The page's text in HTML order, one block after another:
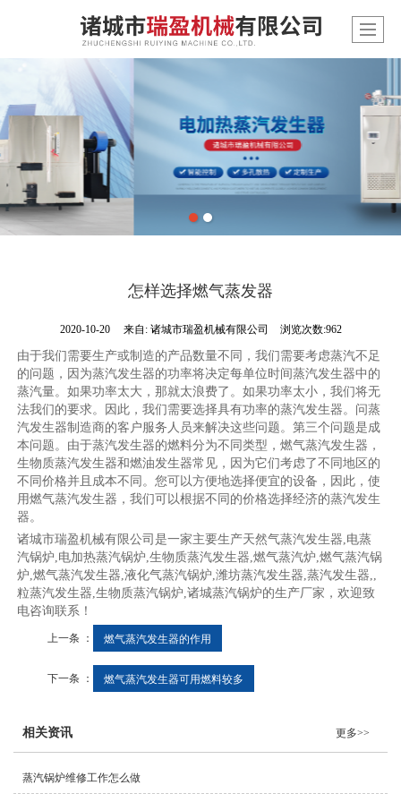
怎样选择燃气蒸发器
2020-10-20 来自: 诸城市瑞盈机械有限公司 浏览次数:962
由于我们需要生产或制造的产品数量不同，我们需要考虑蒸汽不足
的问题，因为蒸汽发生器的功率将决定每单位时间蒸汽发生器中的
蒸汽量。如果功率太大，那就太浪费了。如果功率太小，我们将无
法我们的要求。因此，我们需要选择具有功率的蒸汽发生器。问蒸
汽发生器制造商的客户服务人员来解决这些问题。第三个问题是成
本问题。由于蒸汽发生器的燃料分为不同类型，燃气蒸汽发生器，
生物质蒸汽发生器和燃油发生器常见，因为它们考虑了不同地区的
不同价格并且成本不同。您可以方便地选择便宜的设备，因此，使
用燃气蒸汽发生器，我们可以根据不同的价格选择经济的蒸汽发生
器。
诸城市瑞盈机械有限公司是一家主要生产天然气蒸汽发生器,电蒸
汽锅炉,电加热蒸汽锅炉,生物质蒸汽发生器,燃气蒸汽炉,燃气蒸汽锅
炉,燃气蒸汽发生器,液化气蒸汽锅炉,潍坊蒸汽发生器,蒸汽发生器,,
粒蒸汽发生器,生物质蒸汽锅炉,诸城蒸汽锅炉的生产厂家，欢迎致
电咨询联系！
上一条 ： 燃气蒸汽发生器的作用
下一条 ： 燃气蒸汽发生器可用燃料较多
相关资讯 更多>>
蒸汽锅炉维修工作怎么做